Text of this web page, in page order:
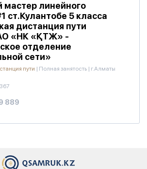
линейного
ст.Кулантобе 5 класса
дистанция пути
«НК «ҚТЖ» -
отделение
сети»
пути | Полная занятость | г.Алматы
889